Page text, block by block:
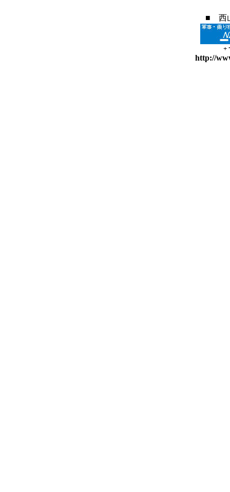
■ 西
+
http://